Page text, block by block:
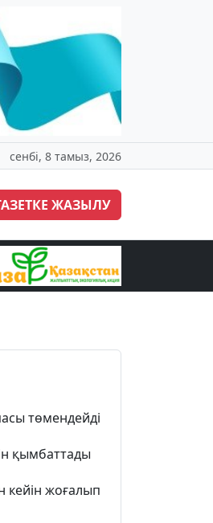
сенбі, 8 тамыз, 2026
ЖАЗЫЛУ
төмендейді
қымбаттады
кейін жоғалып